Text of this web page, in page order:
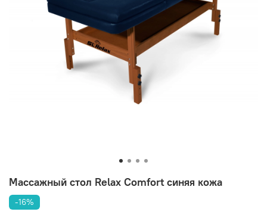
Массажный стол Relax Comfort синяя кожа
-16%